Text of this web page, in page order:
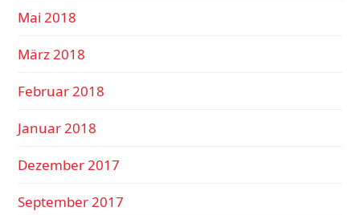
Mai 2018
März 2018
Februar 2018
Januar 2018
Dezember 2017
September 2017